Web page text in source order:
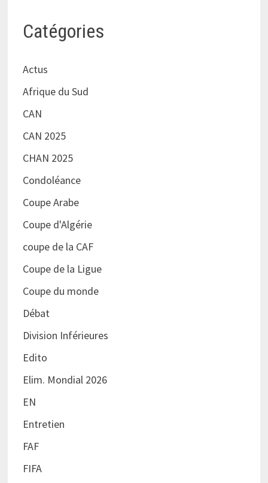
Catégories
Actus
Afrique du Sud
CAN
CAN 2025
CHAN 2025
Condoléance
Coupe Arabe
Coupe d'Algérie
coupe de la CAF
Coupe de la Ligue
Coupe du monde
Débat
Division Inférieures
Edito
Elim. Mondial 2026
EN
Entretien
FAF
FIFA